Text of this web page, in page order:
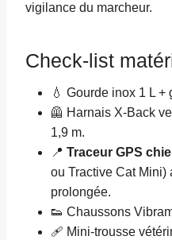
vigilance du marcheur.
Check-list
💧 Gourde inox 1 L
🦺 Harnais X-Back
1,9 m.
📍 Traceur GPS
ou Tractive Cat Mini)
prolongée.
👟 Chaussons
🩹 Mini-trousse